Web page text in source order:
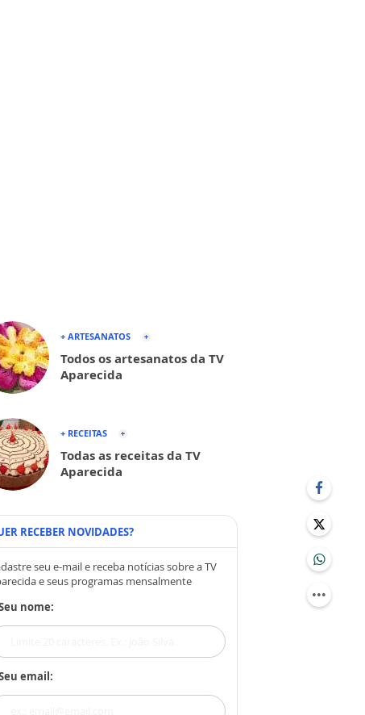
+ ARTESANATOS
Todos os artesanatos da TV
Aparecida
+ RECEITAS
Todas as receitas da TV
Aparecida
RECEBER NOVIDADES?
seu e-mail e receba notícias sobre a TV
e seus programas mensalmente
nome:
email: